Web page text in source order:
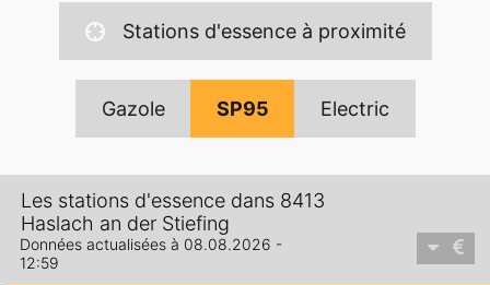
Stations d'essence à proximité
Gazole SP95 Electric
Les stations d'essence dans 8413
Haslach an der Stiefing
Données actualisées à 08.08.2026 -
12:59